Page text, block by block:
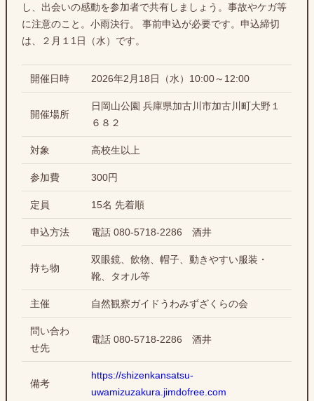
し、出会いの感動を参加者で共有しましょう。事故やケガ等
に注意のこと。小雨決行。 事前申込が必要です。申込締切
は、２月１1日（水）です。
開催日時 2026年2月18日（水）10:00～12:00
開催場所
日岡山公園 兵庫県加古川市加古川町大野１
６８２
対象 高校生以上
参加費 300円
定員 15名 先着順
申込方法 電話 080-5718-2286 酒井
持ち物
双眼鏡、飲物、帽子、動きやすい服装・
靴、タオル等
主催 自然観察ガイドうわみずざくらの会
問い合わ
せ先
電話 080-5718-2286 酒井
備考
https://shizenkansatsu-
uwamizuzakura.jimdofree.com